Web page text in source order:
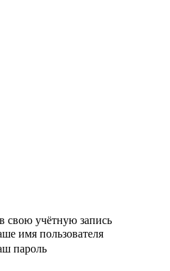
свою учётную запись
имя пользователя
пароль